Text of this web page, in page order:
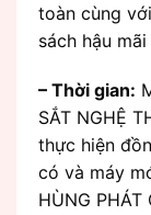
toàn cùng
sách hậu
– Thời gian:
SẮT NGHỆ
thực hiện
có và máy
HÙNG